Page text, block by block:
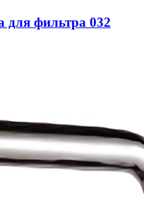
для фильтра 032